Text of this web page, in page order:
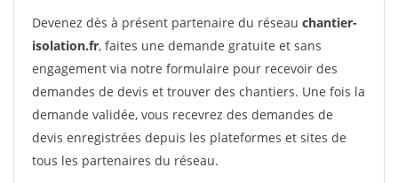
Devenez dès à présent partenaire du réseau chantier-
isolation.fr, faites une demande gratuite et sans
engagement via notre formulaire pour recevoir des
demandes de devis et trouver des chantiers. Une fois la
demande validée, vous recevrez des demandes de
devis enregistrées depuis les plateformes et sites de
tous les partenaires du réseau.